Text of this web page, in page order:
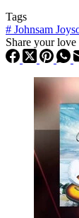
Tags
# Johnsam
Share your love